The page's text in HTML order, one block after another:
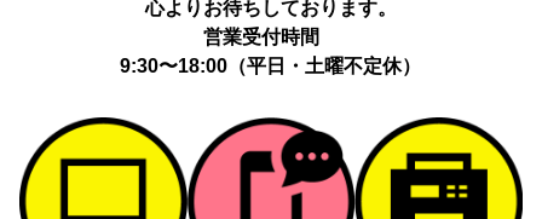
心よりお待ちしております。
営業受付時間
9:30〜18:00（平日・土曜不定休）